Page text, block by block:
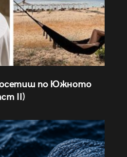
по Южното
II)